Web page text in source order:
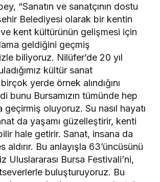
“Sanatın ve sanatçının dostu
Belediyesi olarak bir kentin
kent kültürünün gelişmesi için
geldiğini geçmiş
biliyoruz. Nilüfer’de 20 yıl
kültür sanat
yerde örnek alındığını
bunu Bursamızın tümünde hep
oluyoruz. Su nasıl hayatı
da yaşamı güzelleştirir, kenti
hale getirir. Sanat, insana da
aldırır. Bu anlayışla 63’üncüsünü
Uluslararası Bursa Festivali’ni,
buluşturuyoruz. Bu